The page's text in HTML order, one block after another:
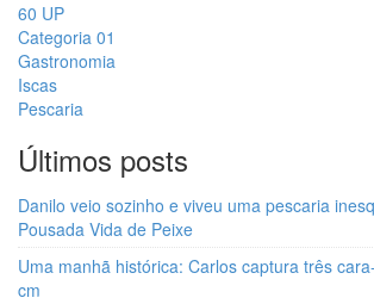
60 UP
Categoria 01
Gastronomia
Iscas
Pescaria
Últimos posts
Danilo veio sozinho e viveu uma pescaria
Pousada Vida de Peixe
Uma manhã histórica: Carlos captura três
cm